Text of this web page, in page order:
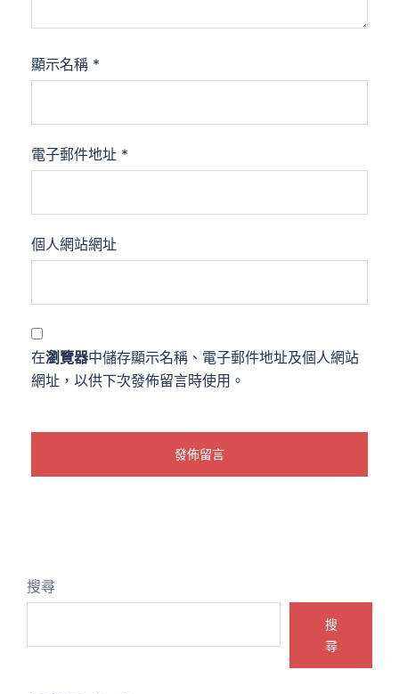
顯示名稱 *
電子郵件地址 *
個人網站網址
在瀏覽器中儲存顯示名稱、電子郵件地址及個人網站
網址，以供下次發佈留言時使用。
搜尋
搜
尋